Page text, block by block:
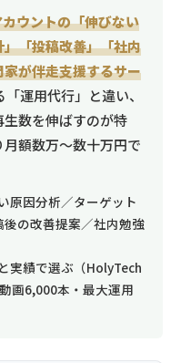
ウントの「伸びない
「投稿改善」「社内
が伴走支援するサー
運用代行」と違い、
数を伸ばすのが特
額数万〜数十万円で
原因分析／ターゲット
の改善提案／社内勉強
実績で選ぶ（HolyTech
画6,000本・最大運用